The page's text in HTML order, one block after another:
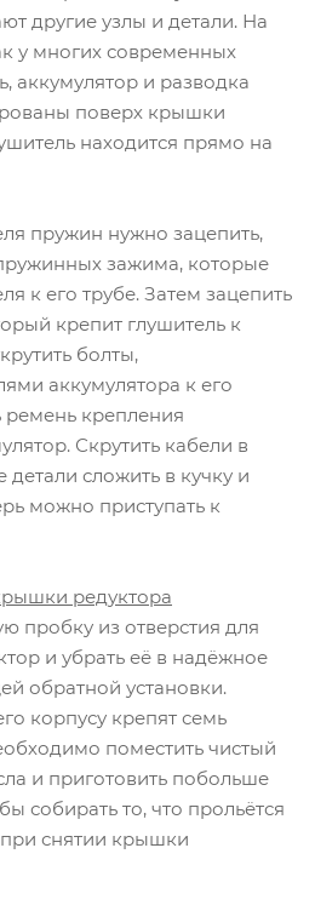
другие узлы и детали. На
у многих современных
аккумулятор и разводка
поверх крышки
находится прямо на
пружин нужно зацепить,
зажима, которые
к его трубе. Затем зацепить
крепит глушитель к
болты,
аккумулятора к его
крепления
Скрутить кабели в
детали сложить в кучку и
можно приступать к
редуктора
пробку из отверстия для
и убрать её в надёжное
обратной установки.
корпусу крепят семь
поместить чистый
и приготовить побольше
собирать то, что прольётся
снятии крышки